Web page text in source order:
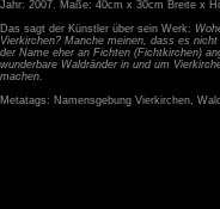
Jahr: 2007. Maße: 40cm x 30cm Breite x
Das sagt der Künstler über sein Werk:
Vierkirchen? Manche meinen, dass es
der Name eher an Fichten (Fichtkirchen)
wunderbare Waldränder in und um
machen.
Metatags: Namensgebung Vierkirchen,